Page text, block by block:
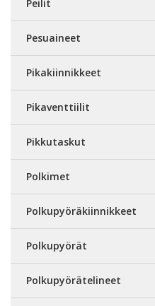
Peilit
Pesuaineet
Pikakiinnikkeet
Pikaventtiilit
Pikkutaskut
Polkimet
Polkupyöräkiinnikkeet
Polkupyörät
Polkupyörätelineet